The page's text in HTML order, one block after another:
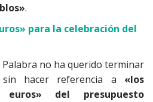
.
para la celebración del
no ha querido terminar
hacer referencia a «los
euros» del presupuesto